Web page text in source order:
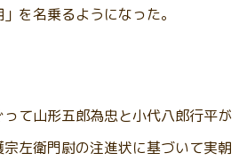
を名乗るようになった。
て山形五郎為忠と小代八郎行平が
左衛門尉の注進状に基づいて実朝